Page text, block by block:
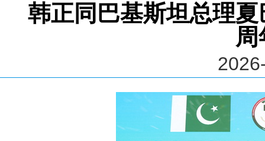
韩正同巴基斯坦总理
周